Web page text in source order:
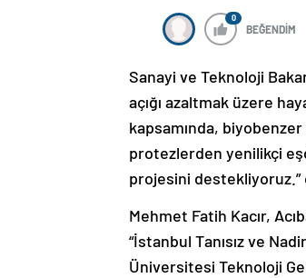
0
BEĞENDİM
Sanayi ve Teknoloji
açığı azaltmak üzere
kapsamında,
protezlerden yenilikçi
projesini destekliyoruz.”
Mehmet Fatih Kacır,
“İstanbul Tanısız ve
Üniversitesi Teknoloji